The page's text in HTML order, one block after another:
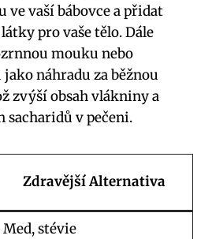
ve vaší bábovce a přidat
pro vaše tělo. Dále
mouku nebo
náhradu za běžnou
zvýší obsah vlákniny a
sacharidů v pečeni.
Zdravější Alternativa
Med, stévie